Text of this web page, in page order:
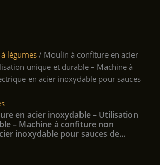
légumes / Moulin à confiture en acier
unique et durable – Machine à
en acier inoxydable pour sauces
en acier inoxydable – Utilisation
– Machine à confiture non
inoxydable pour sauces de…